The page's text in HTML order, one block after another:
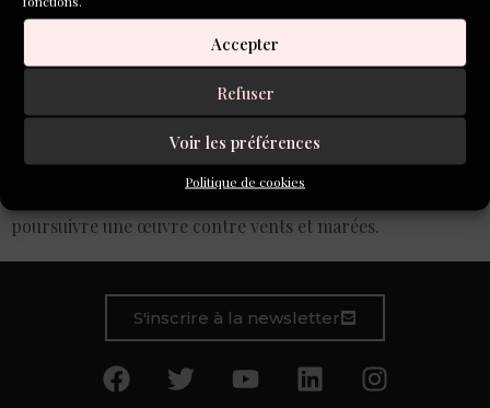
Accepter
Refuser
Voir les préférences
Politique de cookies
La présence solaire de la marraine du prix, Noëlle
Châtelet, écrivaine, essayiste et philosophe, a permis de
rappeler pourquoi les prix littéraires étaient si nécessaires
pour soutenir les écrivains. Combien il était difficile d’être
écrivain, le courage et la volonté requise pour conserver
poursuivre une œuvre contre vents et marées.
S'inscrire à la newsletter